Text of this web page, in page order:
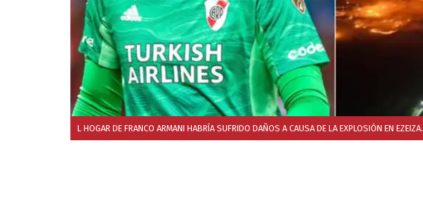
L HOGAR DE FRANCO ARMANI HABRÍA SUFRIDO DAÑOS A CAUSA DE LA EXPLOSIÓN EN EZEIZA.